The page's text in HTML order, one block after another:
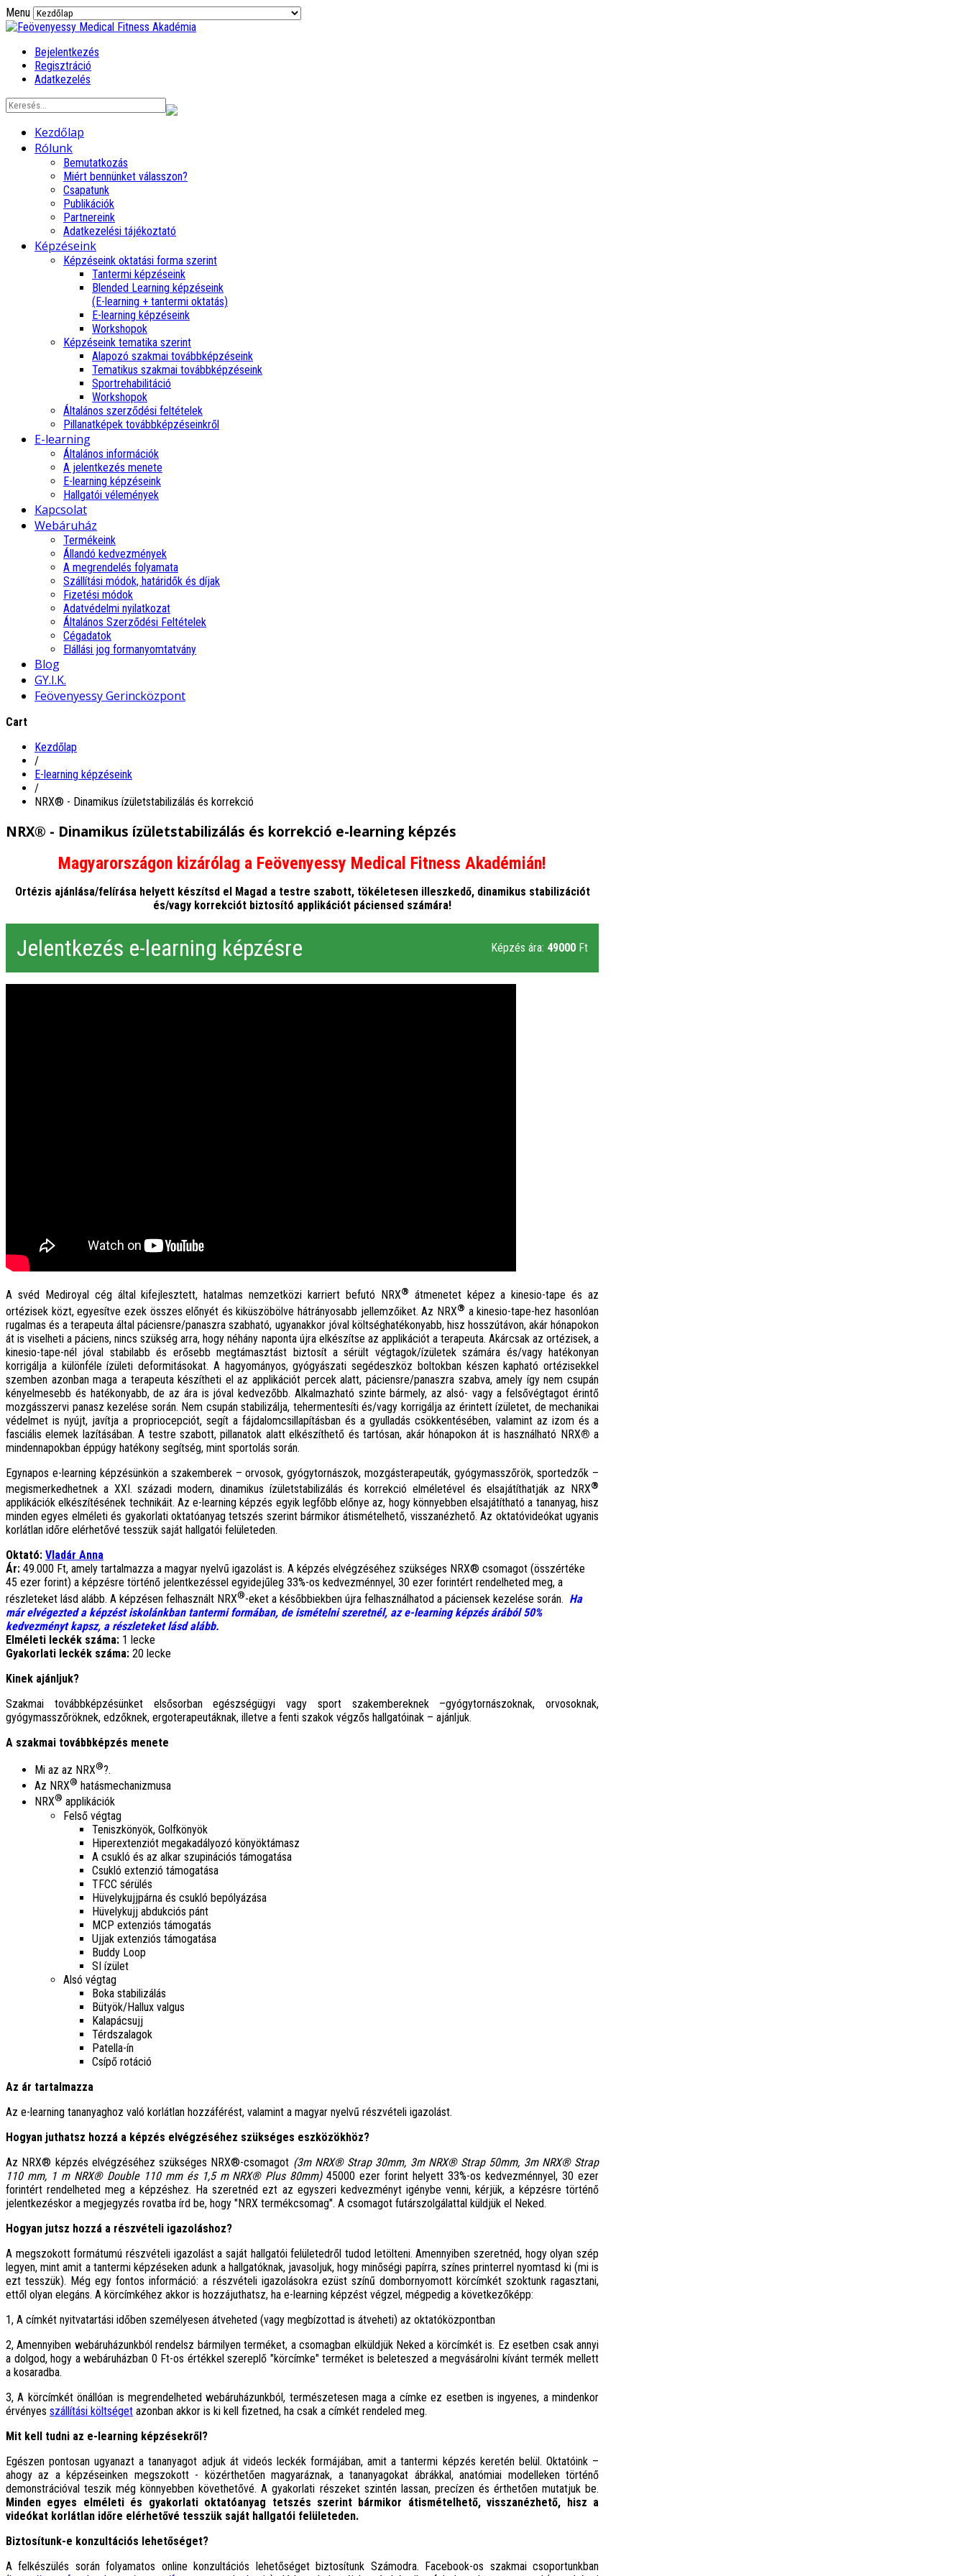
Menu
Bejelentkezés
Regisztráció
Adatkezelés
Kezdőlap
Rólunk
Bemutatkozás
Miért bennünket válasszon?
Csapatunk
Publikációk
Partnereink
Adatkezelési tájékoztató
Képzéseink
Képzéseink oktatási forma szerint
Tantermi képzéseink
Blended Learning képzéseink
(E-learning + tantermi oktatás)
E-learning képzéseink
Workshopok
Képzéseink tematika szerint
Alapozó szakmai továbbképzéseink
Tematikus szakmai továbbképzéseink
Sportrehabilitáció
Workshopok
Általános szerződési feltételek
Pillanatképek továbbképzéseinkről
E-learning
Általános információk
A jelentkezés menete
E-learning képzéseink
Hallgatói vélemények
Kapcsolat
Webáruház
Termékeink
Állandó kedvezmények
A megrendelés folyamata
Szállítási módok, határidők és díjak
Fizetési módok
Adatvédelmi nyilatkozat
Általános Szerződési Feltételek
Cégadatok
Elállási jog formanyomtatvány
Blog
GY.I.K.
Feövenyessy Gerincközpont
Cart
Kezdőlap
/
E-learning képzéseink
/
NRX® - Dinamikus ízületstabilizálás és korrekció
NRX® - Dinamikus ízületstabilizálás és korrekció e-learning képzés
Magyarországon kizárólag a Feövenyessy Medical Fitness Akadémián!
Ortézis ajánlása/felírása helyett készítsd el Magad a testre szabott, tökéletesen illeszkedő, dinamikus stabilizációt
és/vagy korrekciót biztosító applikációt páciensed számára!
Jelentkezés e-learning képzésre Képzés ára: 49000 Ft
A svéd Mediroyal cég által kifejlesztett, hatalmas nemzetközi karriert befutó NRX® átmenetet képez a kinesio-tape és az
ortézisek közt, egyesítve ezek összes előnyét és kiküszöbölve hátrányosabb jellemzőiket. Az NRX® a kinesio-tape-hez hasonlóan
rugalmas és a terapeuta által páciensre/panaszra szabható, ugyanakkor jóval költséghatékonyabb, hisz hosszútávon, akár hónapokon
át is viselheti a páciens, nincs szükség arra, hogy néhány naponta újra elkészítse az applikációt a terapeuta. Akárcsak az ortézisek, a
kinesio-tape-nél jóval stabilabb és erősebb megtámasztást biztosít a sérült végtagok/ízületek számára és/vagy hatékonyan
korrigálja a különféle ízületi deformitásokat. A hagyományos, gyógyászati segédeszköz boltokban készen kapható ortézisekkel
szemben azonban maga a terapeuta készítheti el az applikációt percek alatt, páciensre/panaszra szabva, amely így nem csupán
kényelmesebb és hatékonyabb, de az ára is jóval kedvezőbb. Alkalmazható szinte bármely, az alsó- vagy a felsővégtagot érintő
mozgásszervi panasz kezelése során. Nem csupán stabilizálja, tehermentesíti és/vagy korrigálja az érintett ízületet, de mechanikai
védelmet is nyújt, javítja a propriocepciót, segít a fájdalomcsillapításban és a gyulladás csökkentésében, valamint az izom és a
fasciális elemek lazításában. A testre szabott, pillanatok alatt elkészíthető és tartósan, akár hónapokon át is használható NRX® a
mindennapokban éppúgy hatékony segítség, mint sportolás során.
Egynapos e-learning képzésünkön a szakemberek – orvosok, gyógytornászok, mozgásterapeuták, gyógymasszőrök, sportedzők –
megismerkedhetnek a XXI. századi modern, dinamikus ízületstabilizálás és korrekció elméletével és elsajátíthatják az NRX®
applikációk elkészítésének technikáit. Az e-learning képzés egyik legfőbb előnye az, hogy könnyebben elsajátítható a tananyag, hisz
minden egyes elméleti és gyakorlati oktatóanyag tetszés szerint bármikor átismételhető, visszanézhető. Az oktatóvideókat ugyanis
korlátlan időre elérhetővé tesszük saját hallgatói felületeden.
Oktató: Vladár Anna
Ár: 49.000 Ft, amely tartalmazza a magyar nyelvű igazolást is. A képzés elvégzéséhez szükséges NRX® csomagot (összértéke
45 ezer forint) a képzésre történő jelentkezéssel egyidejűleg 33%-os kedvezménnyel, 30 ezer forintért rendelheted meg, a
részleteket lásd alább. A képzésen felhasznált NRX®-eket a későbbiekben újra felhasználhatod a páciensek kezelése során. Ha
már elvégezted a képzést iskolánkban tantermi formában, de ismételni szeretnél, az e-learning képzés árából 50%
kedvezményt kapsz, a részleteket lásd alább.
Elméleti leckék száma: 1 lecke
Gyakorlati leckék száma: 20 lecke
Kinek ajánljuk?
Szakmai továbbképzésünket elsősorban egészségügyi vagy sport szakembereknek –gyógytornászoknak, orvosoknak,
gyógymasszőröknek, edzőknek, ergoterapeutáknak, illetve a fenti szakok végzős hallgatóinak – ajánljuk.
A szakmai továbbképzés menete
Mi az az NRX®?.
Az NRX® hatásmechanizmusa
NRX® applikációk
Felső végtag
Teniszkönyök, Golfkönyök
Hiperextenziót megakadályozó könyöktámasz
A csukló és az alkar szupinációs támogatása
Csukló extenzió támogatása
TFCC sérülés
Hüvelykujjpárna és csukló bepólyázása
Hüvelykujj abdukciós pánt
MCP extenziós támogatás
Ujjak extenziós támogatása
Buddy Loop
SI ízület
Alsó végtag
Boka stabilizálás
Bütyök/Hallux valgus
Kalapácsujj
Térdszalagok
Patella-ín
Csípő rotáció
Az ár tartalmazza
Az e-learning tananyaghoz való korlátlan hozzáférést, valamint a magyar nyelvű részvételi igazolást.
Hogyan juthatsz hozzá a képzés elvégzéséhez szükséges eszközökhöz?
Az NRX® képzés elvégzéséhez szükséges NRX®-csomagot (3m NRX®Strap 30mm, 3m NRX®Strap 50mm, 3m NRX®Strap
110 mm, 1 m NRX®Double 110 mm és 1,5 m NRX®Plus 80mm)45000 ezer forint helyett 33%-os kedvezménnyel, 30 ezer
forintért rendelheted meg a képzéshez. Ha szeretnéd ezt az egyszeri kedvezményt igénybe venni, kérjük, a képzésre történő
jelentkezéskor a megjegyzés rovatba írd be, hogy "NRX termékcsomag". A csomagot futárszolgálattal küldjük el Neked.
Hogyan jutsz hozzá a részvételi igazoláshoz?
A megszokott formátumú részvételi igazolást a saját hallgatói felületedről tudod letölteni. Amennyiben szeretnéd, hogy olyan szép
legyen, mint amit a tantermi képzéseken adunk a hallgatóknak, javasoljuk, hogy minőségi papírra, színes printerrel nyomtasd ki (mi is
ezt tesszük). Még egy fontos információ: a részvételi igazolásokra ezüst színű dombornyomott körcímkét szoktunk ragasztani,
ettől olyan elegáns. A körcímkéhez akkor is hozzájuthatsz, ha e-learning képzést végzel, mégpedig a következőképp:
1, A címkét nyitvatartási időben személyesen átveheted (vagy megbízottad is átveheti) az oktatóközpontban
2, Amennyiben webáruházunkból rendelsz bármilyen terméket, a csomagban elküldjük Neked a körcímkét is. Ez esetben csak annyi
a dolgod, hogy a webáruházban 0 Ft-os értékkel szereplő "körcímke" terméket is beleteszed a megvásárolni kívánt termék mellett
a kosaradba.
3, A körcímkét önállóan is megrendelheted webáruházunkból, természetesen maga a címke ez esetben is ingyenes, a mindenkor
érvényes szállítási költséget azonban akkor is ki kell fizetned, ha csak a címkét rendeled meg.
Mit kell tudni az e-learning képzésekről?
Egészen pontosan ugyanazt a tananyagot adjuk át videós leckék formájában, amit a tantermi képzés keretén belül. Oktatóink –
ahogy az a képzéseinken megszokott - közérthetően magyaráznak, a tananyagokat ábrákkal, anatómiai modelleken történő
demonstrációval teszik még könnyebben követhetővé. A gyakorlati részeket szintén lassan, precízen és érthetően mutatjuk be.
Minden egyes elméleti és gyakorlati oktatóanyag tetszés szerint bármikor átismételhető, visszanézhető, hisz a
videókat korlátlan időre elérhetővé tesszük saját hallgatói felületeden.
Biztosítunk-e konzultációs lehetőséget?
A felkészülés során folyamatos online konzultációs lehetőséget biztosítunk Számodra. Facebook-os szakmai csoportunkban